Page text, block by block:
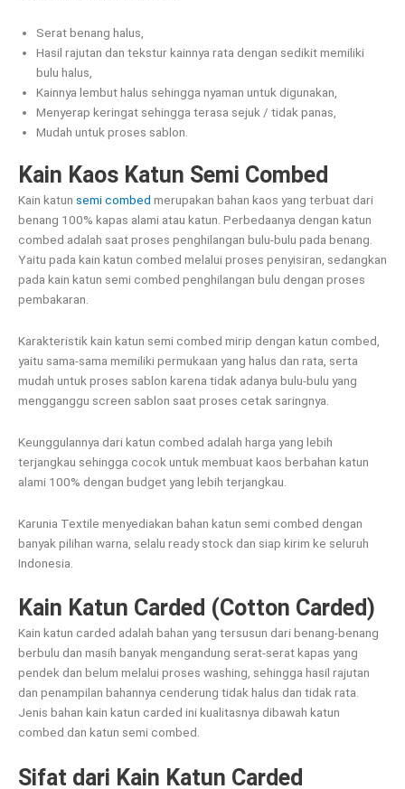
Serat benang halus,
Hasil rajutan dan tekstur kainnya rata dengan sedikit memiliki
bulu halus,
Kainnya lembut halus sehingga nyaman untuk digunakan,
Menyerap keringat sehingga terasa sejuk / tidak panas,
Mudah untuk proses sablon.
Kain Kaos Katun Semi Combed
Kain katun semi combed merupakan bahan kaos yang terbuat dari
benang 100% kapas alami atau katun. Perbedaanya dengan katun
combed adalah saat proses penghilangan bulu-bulu pada benang.
Yaitu pada kain katun combed melalui proses penyisiran, sedangkan
pada kain katun semi combed penghilangan bulu dengan proses
pembakaran.
Karakteristik kain katun semi combed mirip dengan katun combed,
yaitu sama-sama memiliki permukaan yang halus dan rata, serta
mudah untuk proses sablon karena tidak adanya bulu-bulu yang
mengganggu screen sablon saat proses cetak saringnya.
Keunggulannya dari katun combed adalah harga yang lebih
terjangkau sehingga cocok untuk membuat kaos berbahan katun
alami 100% dengan budget yang lebih terjangkau.
Karunia Textile menyediakan bahan katun semi combed dengan
banyak pilihan warna, selalu ready stock dan siap kirim ke seluruh
Indonesia.
Kain Katun Carded (Cotton Carded)
Kain katun carded adalah bahan yang tersusun dari benang-benang
berbulu dan masih banyak mengandung serat-serat kapas yang
pendek dan belum melalui proses washing, sehingga hasil rajutan
dan penampilan bahannya cenderung tidak halus dan tidak rata.
Jenis bahan kain katun carded ini kualitasnya dibawah katun
combed dan katun semi combed.
Sifat dari Kain Katun Carded